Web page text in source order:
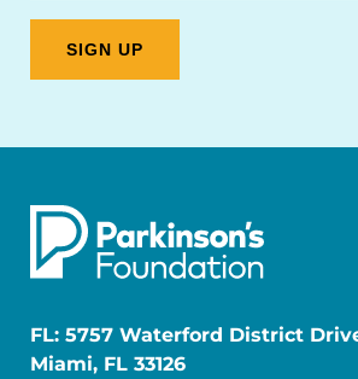
FL: 5757 Waterford District
Miami, FL 33126